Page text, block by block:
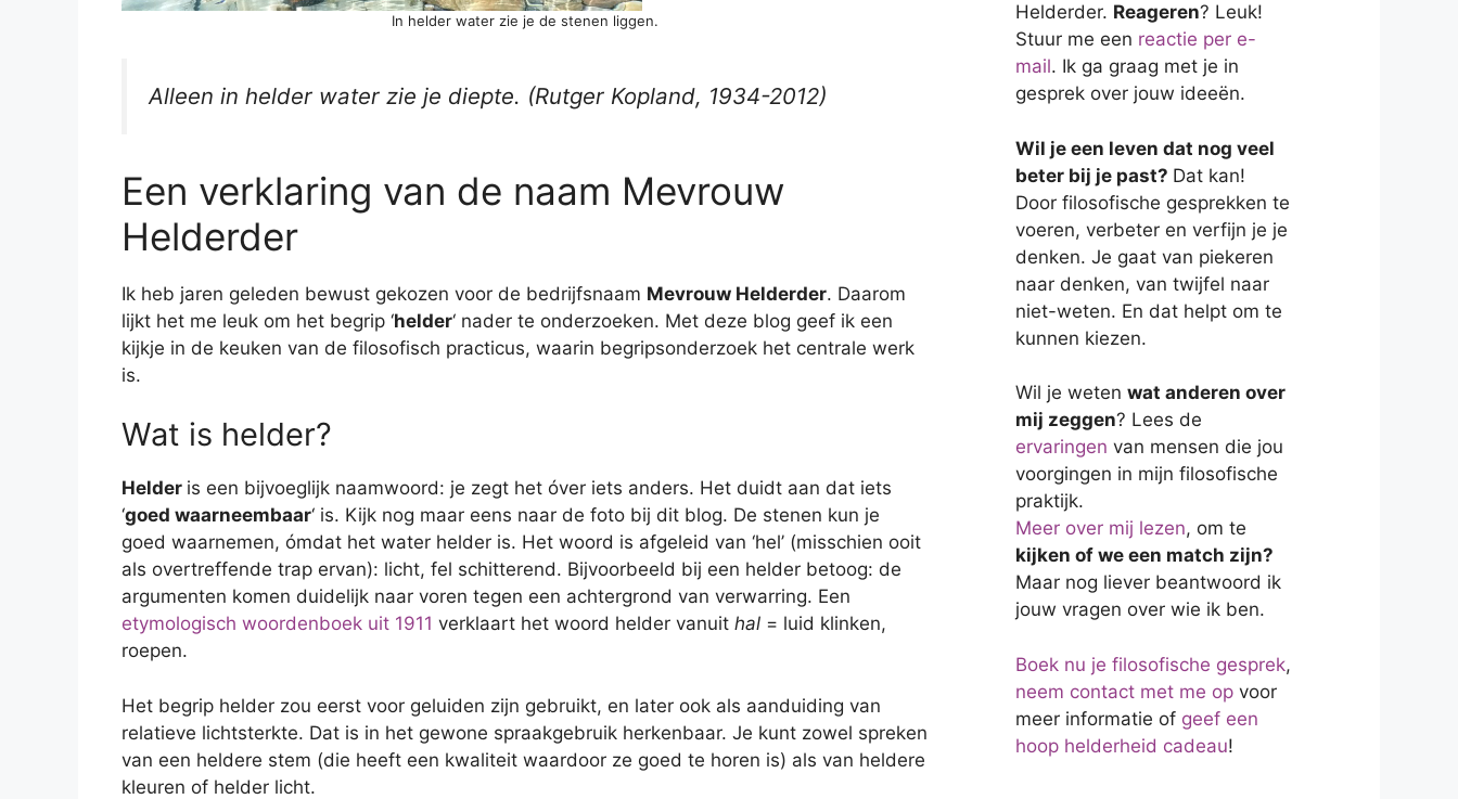
In helder water zie je de stenen liggen.
Alleen in helder water zie je diepte. (Rutger Kopland, 1934-2012)
Een verklaring van de naam Mevrouw
Helderder
Ik heb jaren geleden bewust gekozen voor de bedrijfsnaam Mevrouw Helderder. Daarom
lijkt het me leuk om het begrip ‘helder‘ nader te onderzoeken. Met deze blog geef ik een
kijkje in de keuken van de filosofisch practicus, waarin begripsonderzoek het centrale werk
is.
Wat is helder?
Helder is een bijvoeglijk naamwoord: je zegt het óver iets anders. Het duidt aan dat iets
‘goed waarneembaar‘ is. Kijk nog maar eens naar de foto bij dit blog. De stenen kun je
goed waarnemen, ómdat het water helder is. Het woord is afgeleid van ‘hel’ (misschien ooit
als overtreffende trap ervan): licht, fel schitterend. Bijvoorbeeld bij een helder betoog: de
argumenten komen duidelijk naar voren tegen een achtergrond van verwarring. Een
etymologisch woordenboek uit 1911 verklaart het woord helder vanuit hal = luid klinken,
roepen.
Het begrip helder zou eerst voor geluiden zijn gebruikt, en later ook als aanduiding van
relatieve lichtsterkte. Dat is in het gewone spraakgebruik herkenbaar. Je kunt zowel spreken
van een heldere stem (die heeft een kwaliteit waardoor ze goed te horen is) als van heldere
kleuren of helder licht.
Helderder. Reageren? Leuk!
Stuur me een reactie per e-
mail. Ik ga graag met je in
gesprek over jouw ideeën.
Wil je een leven dat nog veel
beter bij je past? Dat kan!
Door filosofische gesprekken te
voeren, verbeter en verfijn je je
denken. Je gaat van piekeren
naar denken, van twijfel naar
niet-weten. En dat helpt om te
kunnen kiezen.
Wil je weten wat anderen over
mij zeggen? Lees de
ervaringen van mensen die jou
voorgingen in mijn filosofische
praktijk.
Meer over mij lezen, om te
kijken of we een match zijn?
Maar nog liever beantwoord ik
jouw vragen over wie ik ben.
Boek nu je filosofische gesprek,
neem contact met me op voor
meer informatie of geef een
hoop helderheid cadeau!